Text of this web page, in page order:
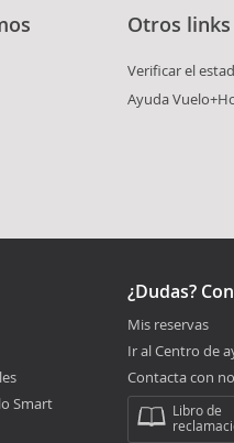
Otros
Verificar el
Ayuda
Smart
¿Dudas?
Mis reservas
Ir al Centro de
Contacta con
Libro de